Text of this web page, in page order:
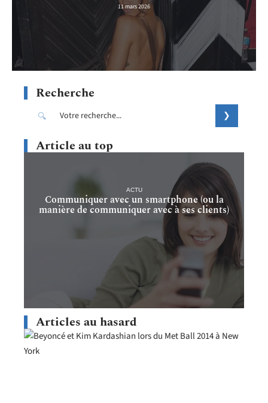
11 mars 2026
Recherche
Article au top
ACTU
Communiquer avec un smartphone (ou la
manière de communiquer avec à ses clients)
Articles au hasard